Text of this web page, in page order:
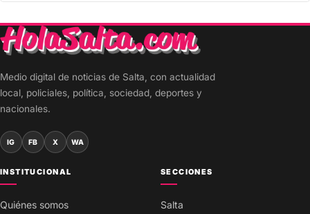
Medio digital de noticias de Salta, con actualidad
local, policiales, política, sociedad, deportes y
nacionales.
IG FB X WA
INSTITUCIONAL
Quiénes somos
SECCIONES
Salta